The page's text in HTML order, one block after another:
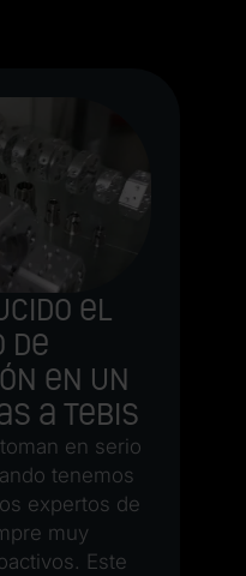
el
de
en un
a Tebis
en serio
tenemos
expertos de
muy
Este